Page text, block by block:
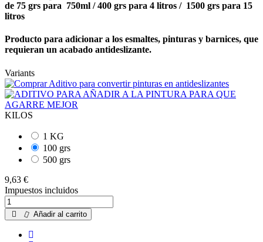
de 75 grs para 750ml / 400 grs para 4 litros / 1500 grs para 15
litros
Producto para adicionar a los esmaltes, pinturas y barnices, que
requieran un acabado antideslizante.
Variants
KILOS
1 KG
100 grs
500 grs
9,63 €
Impuestos incluidos
Añadir al carrito